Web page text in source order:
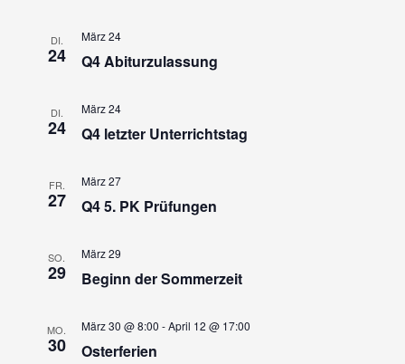
DI.
24 Q4 Abiturzulassung
März 24
DI.
24 Q4 letzter Unterrichtstag
März 24
FR.
27 Q4 5. PK Prüfungen
März 27
SO.
29 Beginn der Sommerzeit
März 29
MO.
30 Osterferien
März 30 @ 8:00 -April 12 @ 17:00